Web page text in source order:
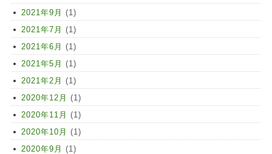
2021年9月 (1)
2021年7月 (1)
2021年6月 (1)
2021年5月 (1)
2021年2月 (1)
2020年12月 (1)
2020年11月 (1)
2020年10月 (1)
2020年9月 (1)